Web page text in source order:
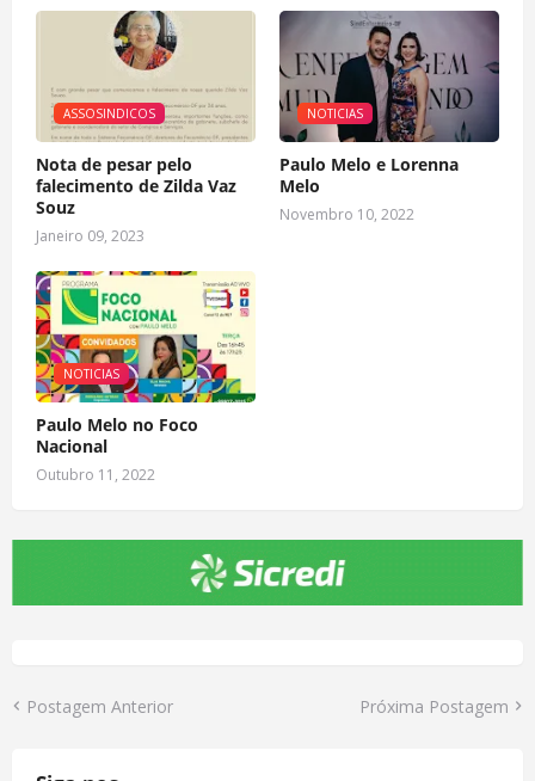
ASSOSINDICOS
Nota de pesar pelo
falecimento de Zilda Vaz
Souz
Janeiro 09, 2023
NOTICIAS
Paulo Melo e Lorenna
Melo
Novembro 10, 2022
NOTICIAS
Paulo Melo no Foco
Nacional
Outubro 11, 2022
Postagem Anterior Próxima Postagem